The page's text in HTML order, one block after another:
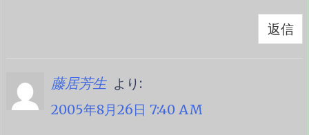
返信
藤居芳生 より:
2005年8月26日 7:40 AM